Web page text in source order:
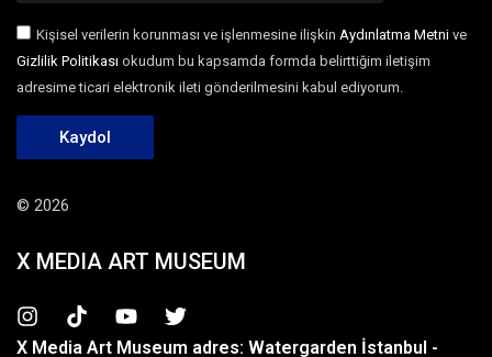
Kişisel verilerin korunması ve işlenmesine ilişkin Aydınlatma Metni ve
Gizlilik Politikası okudum bu kapsamda formda belirttiğim iletişim
adresime ticari elektronik ileti gönderilmesini kabul ediyorum.
Kaydol
© 2026
X MEDIA ART MUSEUM
X Media Art Museum adres: Watergarden İstanbul -